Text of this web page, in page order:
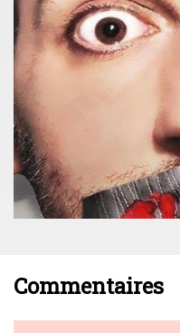
Commentaires